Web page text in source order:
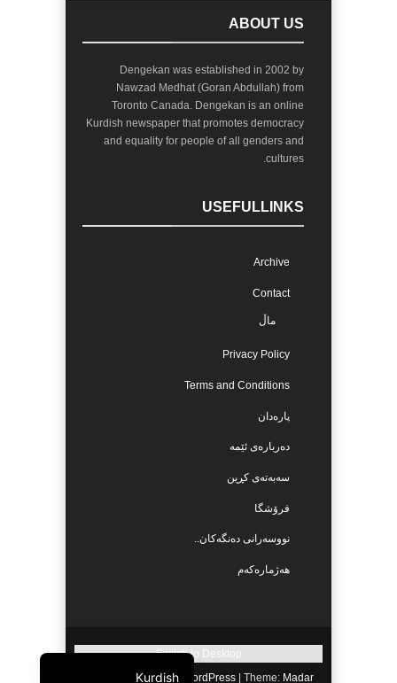
ABOUT US
Dengekan was established in 2002 by
Nawzad Medhat (Goran Abdullah) from
Toronto Canada. Dengekan is an online
Kurdish newspaper that promotes democracy
and equality for people of all genders and
cultures.
USEFULLINKS
Archive
Contact
ماڵ
Privacy Policy
Terms and Conditions
پارەدان
دەربارەی ئێمە
سەبەتەی کڕین
فرۆشگا
نووسەرانی دەنگەکان..
هەژمارەکەم
Switch to Desktop
Proudly powered by WordPress | Theme: Madar
Kurdish